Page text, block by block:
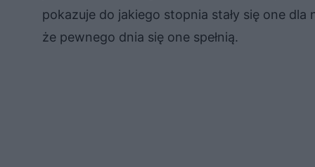
pokazuje do jakiego stopnia stały się one
że pewnego dnia się one spełnią.